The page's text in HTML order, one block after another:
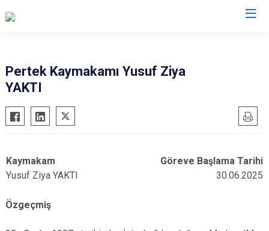
Pertek Kaymakamı Yusuf Ziya
YAKTI
Kaymakam
Yusuf Ziya YAKTI
Göreve Başlama Tarihi
30.06.2025
Özgeçmiş